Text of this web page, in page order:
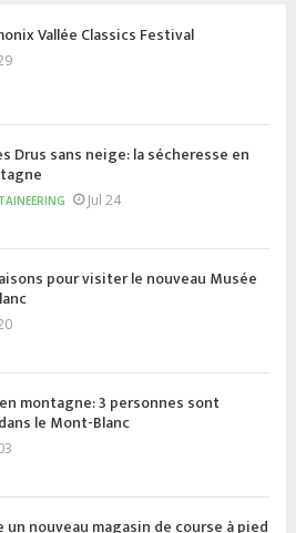
Vallée Classics Festival
Drus sans neige: la sécheresse en
Jul 24
pour visiter le nouveau Musée
montagne: 3 personnes sont
le Mont-Blanc
un nouveau magasin de course à pied